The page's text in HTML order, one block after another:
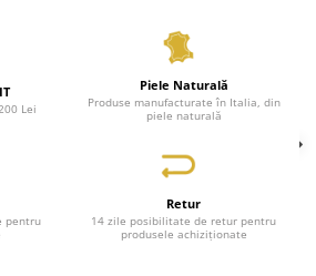
Lei
Piele Naturală
Produse manufacturate în Italia, din
piele naturală
pentru
Retur
14 zile posibilitate de retur pentru
produsele achiziționate